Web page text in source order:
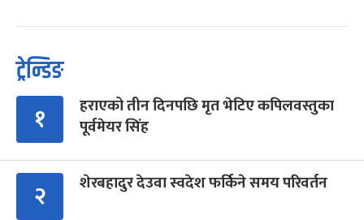
ट्रेन्डिङ
१
हराएको तीन दिनपछि मृत भेटिए कपिलवस्तुका
पूर्वमेयर सिंह
२ शेरबहादुर देउवा स्वदेश फर्किने समय परिवर्तन